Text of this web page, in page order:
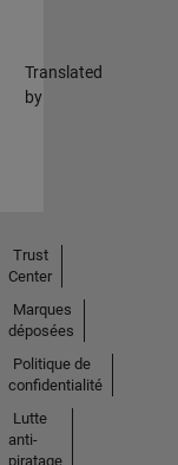
Translated
by
Trust
Center
Marques
déposées
Politique de
confidentialité
Lutte
anti-
piratage